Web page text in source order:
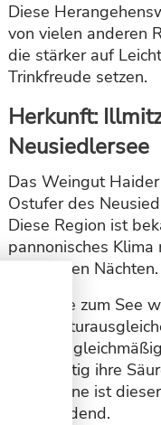
Diese
von vielen anderen
die stärker auf
Trinkfreude setzen.
Herkunft:
Neusiedlersee
Das Weingut
Ostufer des
Diese Region ist
pannonisches
und kühlen Nächten.
Die Nähe zum See
Trauben
gleichzeitig ihre
Roséweine ist
entscheidend.